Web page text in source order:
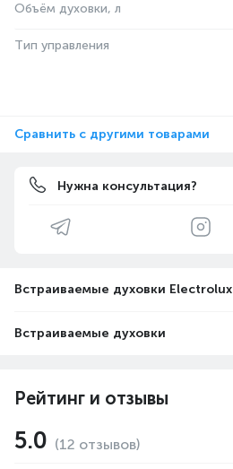
Объём духовки, л
Тип управления
Сравнить с другими товарами
Нужна консультация?
Встраиваемые духовки Electrolux
Встраиваемые духовки
Рейтинг и отзывы
5.0 (12 отзывов)